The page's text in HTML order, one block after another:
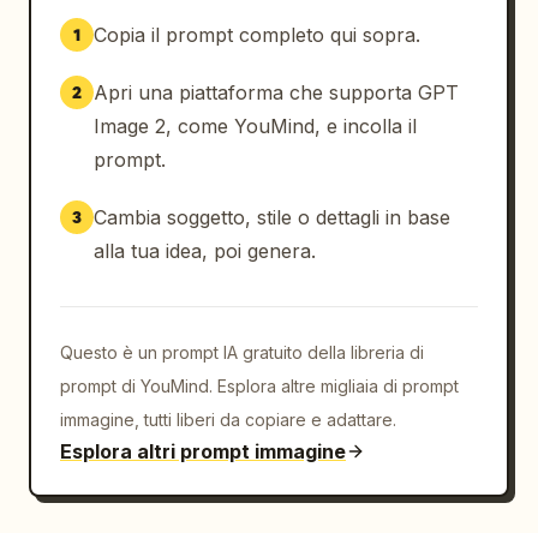
1 Copia il prompt completo qui sopra.
2
Apri una piattaforma che supporta GPT
Image 2, come YouMind, e incolla il
prompt.
3 Cambia soggetto, stile o dettagli in base
alla tua idea, poi genera.
Questo è un prompt IA gratuito della libreria di
prompt di YouMind. Esplora altre migliaia di prompt
immagine, tutti liberi da copiare e adattare.
Esplora altri prompt immagine